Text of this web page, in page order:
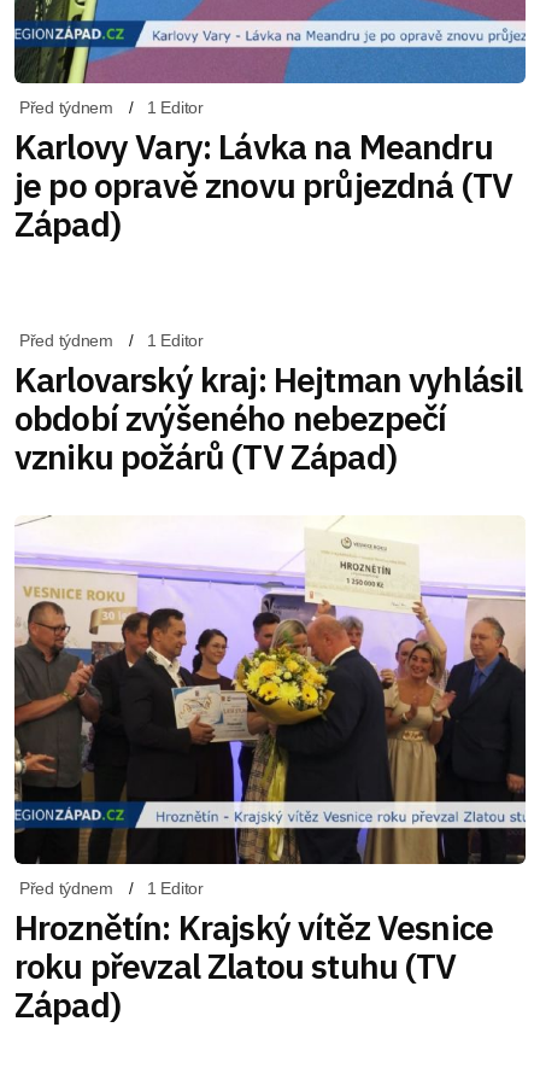
Před týdnem 1 Editor
Karlovy Vary: Lávka na Meandru
je po opravě znovu průjezdná (TV
Západ)
Před týdnem 1 Editor
Karlovarský kraj: Hejtman vyhlásil
období zvýšeného nebezpečí
vzniku požárů (TV Západ)
Před týdnem 1 Editor
Hroznětín: Krajský vítěz Vesnice
roku převzal Zlatou stuhu (TV
Západ)